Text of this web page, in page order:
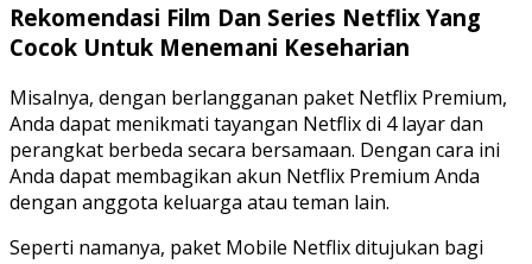
Rekomendasi Film Dan Series Netflix Yang
Cocok Untuk Menemani Keseharian
Misalnya, dengan berlangganan paket Netflix Premium,
Anda dapat menikmati tayangan Netflix di 4 layar dan
perangkat berbeda secara bersamaan. Dengan cara ini
Anda dapat membagikan akun Netflix Premium Anda
dengan anggota keluarga atau teman lain.
Seperti namanya, paket Mobile Netflix ditujukan bagi